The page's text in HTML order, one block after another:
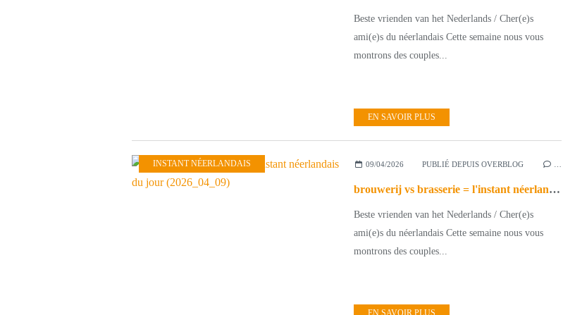
Beste vrienden van het Nederlands / Cher(e)s
ami(e)s du néerlandais Cette semaine nous vous
montrons des couples...
EN SAVOIR PLUS
INSTANT NÉERLANDAIS 09/04/2026 PUBLIÉ DEPUIS OVERBLOG
brouwerij vs brasserie = l'instant néerlandais du jour (2026_04_09)
Beste vrienden van het Nederlands / Cher(e)s
ami(e)s du néerlandais Cette semaine nous vous
montrons des couples...
EN SAVOIR PLUS